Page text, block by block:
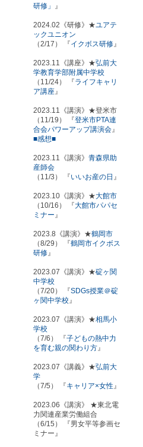
研修」
』
2024.02《研修》★ ユアテ
ックユニオン
（2/17） 『イクボス研修 』
2023.11《講座》★弘前大
学教育学部附属中学校
（11/24） 『ライフキャリ
ア講座 』
2023.11《講演》★登米市
（11/19） 『登米市PTA連
合会パワーアップ講演会 』
■感想■
2023.11《講演》 青森県助
産師会
（11/3） 『いいお産の日 』
2023.10《講演》★大館市
（10/16） 『大館市パパセ
ミナー 』
2023.8《講演》★鶴岡市
（8/29） 『鶴岡市イクボス
研修 』
2023.07《講演》★碇ヶ関
中学校
（7/20） 『SDGs授業＠碇
ヶ関中学校 』
2023.07《講演》★相馬小
学校
（7/6） 『子どもの熱中力
を育む親の関わり方 』
2023.07《講義》★弘前大
学
（7/5） 『キャリア×女性 』
2023.06《講演》 ★東北電
力関連産業労働組合
（6/15） 『男女平等参画セ
ミナー』